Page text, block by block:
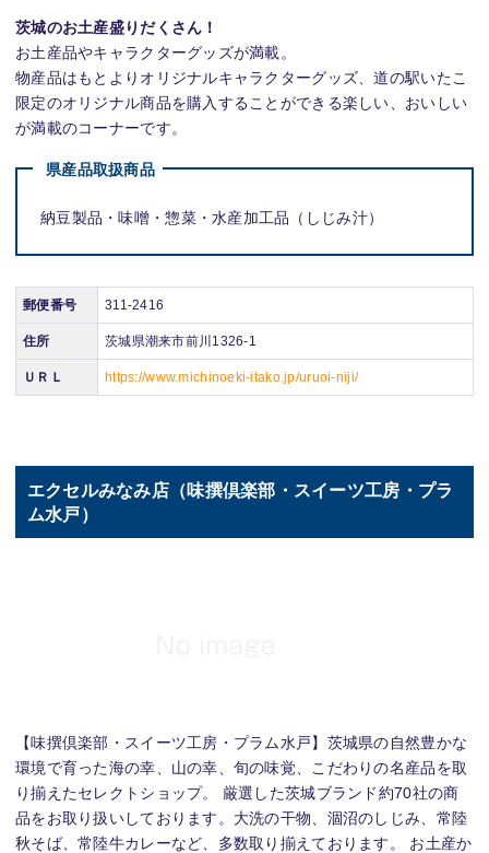
茨城のお土産盛りだくさん！
お土産品やキャラクターグッズが満載。
物産品はもとよりオリジナルキャラクターグッズ、道の駅いたこ
限定のオリジナル商品を購入することができる楽しい、おいしい
が満載のコーナーです。
県産品取扱商品
納豆製品・味噌・惣菜・水産加工品（しじみ汁）
郵便番号 311-2416
住所 茨城県潮来市前川1326-1
ＵＲＬ https://www.michinoeki-itako.jp/uruoi-niji/
エクセルみなみ店（味撰倶楽部・スイーツ工房・プラ
ム水戸）
【味撰倶楽部・スイーツ工房・プラム水戸】茨城県の自然豊かな
環境で育った海の幸、山の幸、旬の味覚、こだわりの名産品を取
り揃えたセレクトショップ。 厳選した茨城ブランド約70社の商
品をお取り扱いしております。大洗の干物、涸沼のしじみ、常陸
秋そば、常陸牛カレーなど、多数取り揃えております。 お土産か